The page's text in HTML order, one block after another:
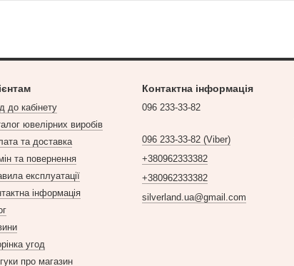
до кабінету
ювелірних виробів
та доставка
та повернення
експлуатації
інформація
угод
про магазин
Контактна інформація
096 233-33-82
096 233-33-82 (Viber)
+380962333382
+380962333382
silverland.ua@gmail.com